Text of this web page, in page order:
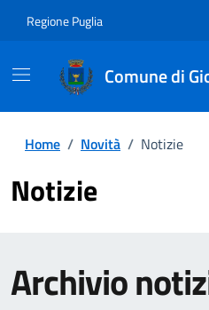
Regione Puglia
Comune di
Home / Novità / Notizie
Notizie
Archivio